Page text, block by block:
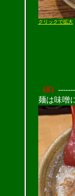
クリックで拡大
（8）
麺は味噌